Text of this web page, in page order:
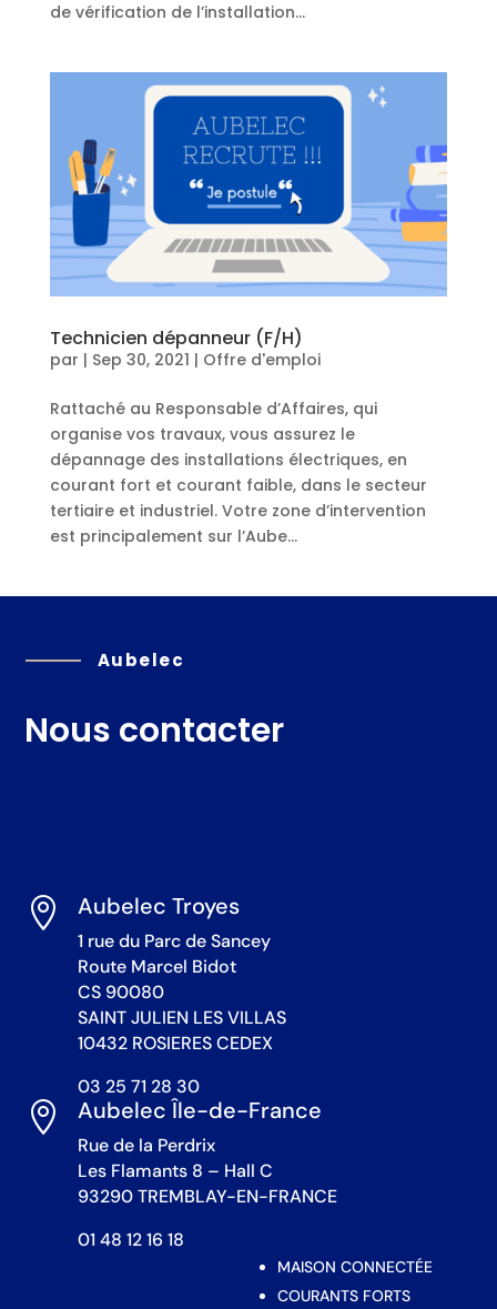
de vérification de l’installation...
Technicien dépanneur (F/H)
par | Sep 30, 2021 | Offre d'emploi
Rattaché au Responsable d’Affaires, qui
organise vos travaux, vous assurez le
dépannage des installations électriques, en
courant fort et courant faible, dans le secteur
tertiaire et industriel. Votre zone d’intervention
est principalement sur l’Aube...
Aubelec
Nous contacter
 Aubelec Troyes
1 rue du Parc de Sancey
Route Marcel Bidot
CS 90080
SAINT JULIEN LES VILLAS
10432 ROSIERES CEDEX
03 25 71 28 30
 Aubelec Île-de-France
Rue de la Perdrix
Les Flamants 8 – Hall C
93290 TREMBLAY-EN-FRANCE
01 48 12 16 18
MAISON CONNECTÉE
COURANTS FORTS